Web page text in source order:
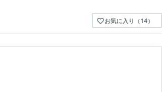
お気に入り（14）